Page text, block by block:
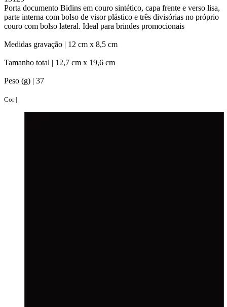
Porta documento Bidins em couro sintético, capa frente e verso lisa,
parte interna com bolso de visor plástico e três divisórias no próprio
couro com bolso lateral. Ideal para brindes promocionais
Medidas gravação | 12 cm x 8,5 cm
Tamanho total | 12,7 cm x 19,6 cm
Peso (g) | 37
Cor |